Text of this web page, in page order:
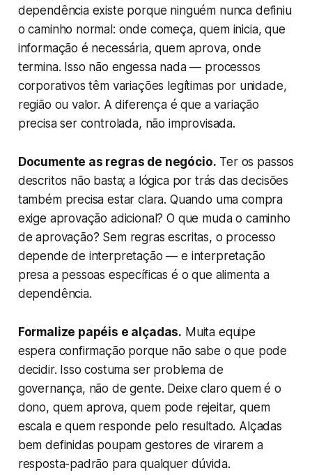
dependência existe porque ninguém nunca definiu
o caminho normal: onde começa, quem inicia, que
informação é necessária, quem aprova, onde
termina. Isso não engessa nada — processos
corporativos têm variações legítimas por unidade,
região ou valor. A diferença é que a variação
precisa ser controlada, não improvisada.
Documente as regras de negócio. Ter os passos
descritos não basta; a lógica por trás das decisões
também precisa estar clara. Quando uma compra
exige aprovação adicional? O que muda o caminho
de aprovação? Sem regras escritas, o processo
depende de interpretação — e interpretação
presa a pessoas específicas é o que alimenta a
dependência.
Formalize papéis e alçadas. Muita equipe
espera confirmação porque não sabe o que pode
decidir. Isso costuma ser problema de
governança, não de gente. Deixe claro quem é o
dono, quem aprova, quem pode rejeitar, quem
escala e quem responde pelo resultado. Alçadas
bem definidas poupam gestores de virarem a
resposta-padrão para qualquer dúvida.